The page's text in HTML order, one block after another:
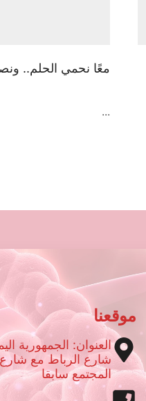
معًا نحمي الحلم..
...
موقعنا
العنوان: الجمهورية
المجتمع سابقا